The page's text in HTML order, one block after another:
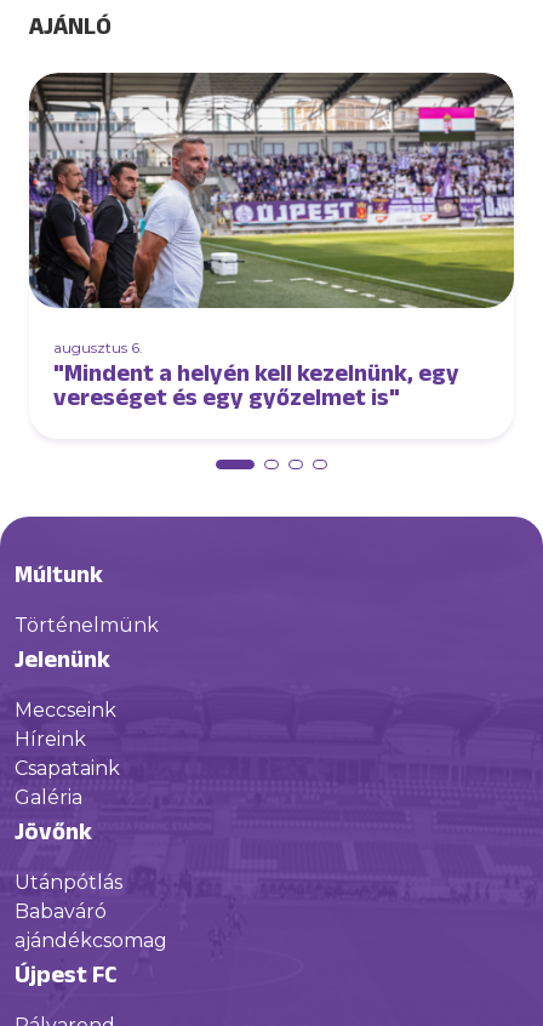
AJÁNLÓ
augusztus 6.
"Mindent a helyén kell kezelnünk, egy
vereséget és egy győzelmet is"
Múltunk
Történelmünk
Jelenünk
Meccseink
Híreink
Csapataink
Galéria
Jövőnk
Utánpótlás
Babaváró
ajándékcsomag
Újpest FC